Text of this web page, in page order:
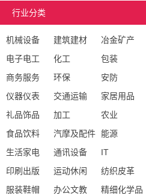
行业分类
机械设备 建筑建材
冶金矿产
电子电工
化工
包装
商务服务
环保
安防
仪器仪表
交通运输
家居用品
礼品饰品
加工
农业
食品饮料
汽摩及配件
能源
生活家电
通讯设备
IT
印刷出版
运动休闲
纺织皮革
服装鞋帽
办公文教
精细化学品